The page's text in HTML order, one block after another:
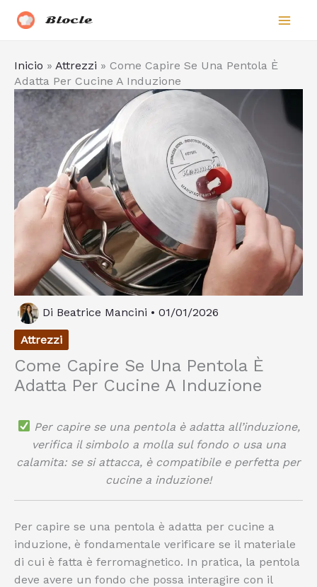
Biocle
Inicio » Attrezzi » Come Capire Se Una Pentola È
Adatta Per Cucine A Induzione
Di Beatrice Mancini • 01/01/2026
Attrezzi
Come Capire Se Una Pentola È
Adatta Per Cucine A Induzione
Per capire se una pentola è adatta all’induzione,
verifica il simbolo a molla sul fondo o usa una
calamita: se si attacca, è compatibile e perfetta per
cucine a induzione!
Per capire se una pentola è adatta per cucine a
induzione, è fondamentale verificare se il materiale
di cui è fatta è ferromagnetico. In pratica, la pentola
deve avere un fondo che possa interagire con il